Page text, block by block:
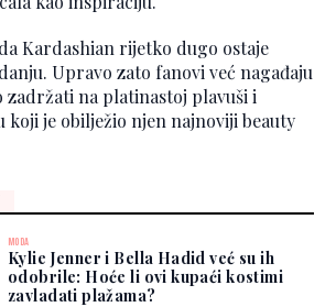
Kardashian rijetko dugo ostaje
Upravo zato fanovi već nagađaju
zadržati na platinastoj plavuši i
koji je obilježio njen najnoviji beauty
MODA
Kylie Jenner i Bella Hadid već su ih
odobrile: Hoće li ovi kupaći kostimi
zavladati plažama?